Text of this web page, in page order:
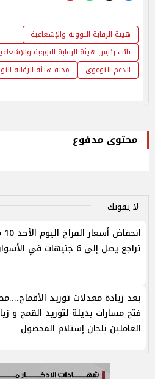
هيئة الرقابة النووية والإشعاعية
نائب رئيس هيئة الرقابة النووية
الدعم التوعوي
مجلة هيئة الرقابة
محتوى مدفوع
لا يفوتك
تراجع يصل إلى 6 جنيهات في الأسواق
بعد زيادة معدلات توريد
فتح مسارات بديلة لتوريد القمح و
العاملين بلجان إستلام المحصول